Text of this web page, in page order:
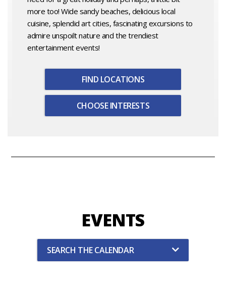
more too! Wide sandy beaches, delicious local
cuisine, splendid art cities, fascinating excursions to
admire unspoilt nature and the trendiest
entertainment events!
FIND LOCATIONS
CHOOSE INTERESTS
EVENTS
SEARCH THE CALENDAR